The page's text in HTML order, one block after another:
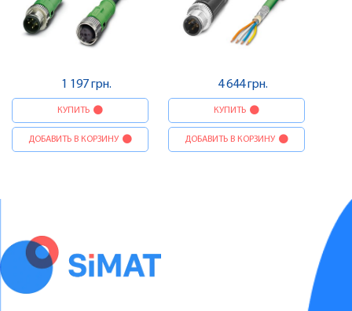
1 197 грн.
КУПИТЬ
ДОБАВИТЬ В КОРЗИНУ
4 644 грн.
КУПИТЬ
ДОБАВИТЬ В КОРЗИНУ